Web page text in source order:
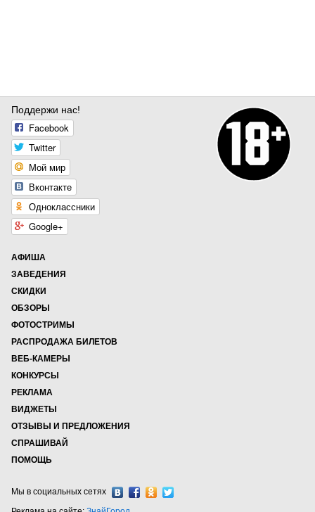
Поддержи нас!
Facebook
Twitter
Мой мир
Вконтакте
Одноклассники
Google+
АФИША
ЗАВЕДЕНИЯ
СКИДКИ
ОБЗОРЫ
ФОТОСТРИМЫ
РАСПРОДАЖА БИЛЕТОВ
ВЕБ-КАМЕРЫ
КОНКУРСЫ
РЕКЛАМА
ВИДЖЕТЫ
ОТЗЫВЫ И ПРЕДЛОЖЕНИЯ
СПРАШИВАЙ
ПОМОЩЬ
Мы в социальных сетях